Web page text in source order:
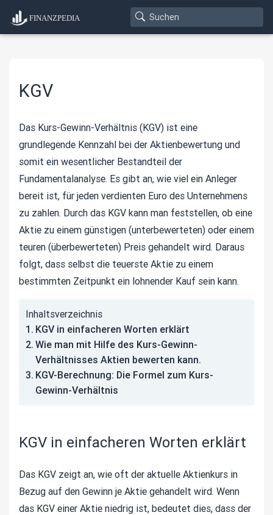
KGV
Das Kurs-Gewinn-Verhältnis (KGV) ist eine
grundlegende Kennzahl bei der Aktienbewertung und
somit ein wesentlicher Bestandteil der
Fundamentalanalyse. Es gibt an, wie viel ein Anleger
bereit ist, für jeden verdienten Euro des Unternehmens
zu zahlen. Durch das KGV kann man feststellen, ob eine
Aktie zu einem günstigen (unterbewerteten) oder einem
teuren (überbewerteten) Preis gehandelt wird. Daraus
folgt, dass selbst die teuerste Aktie zu einem
bestimmten Zeitpunkt ein lohnender Kauf sein kann.
Inhaltsverzeichnis
KGV in einfacheren Worten erklärt
Wie man mit Hilfe des Kurs-Gewinn-
Verhältnisses Aktien bewerten kann.
KGV-Berechnung: Die Formel zum Kurs-
Gewinn-Verhältnis
KGV in einfacheren Worten erklärt
Das KGV zeigt an, wie oft der aktuelle Aktienkurs in
Bezug auf den Gewinn je Aktie gehandelt wird. Wenn
das KGV einer Aktie niedrig ist, bedeutet dies, dass der